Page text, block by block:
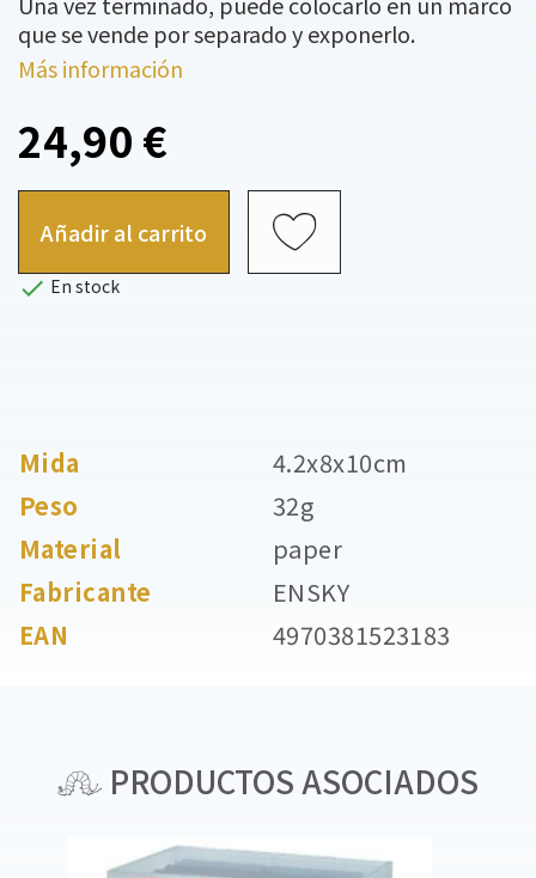
que se vende por separado y exponerlo.
Más información
24,90 €
Añadir al carrito
 En stock
Mida
4.2x8x10cm
Peso
32g
Material
paper
Fabricante
ENSKY
EAN
4970381523183
PRODUCTOS ASOCIADOS